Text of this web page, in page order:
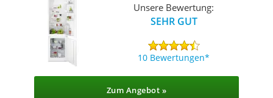
Unsere Bewertung:
SEHR GUT
10 Bewertungen
Zum Angebot »